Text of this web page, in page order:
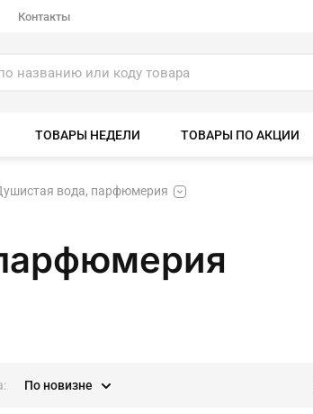
Контакты
ТОВАРЫ НЕДЕЛИ ТОВАРЫ ПО АКЦИИ
вода, парфюмерия
По новизне